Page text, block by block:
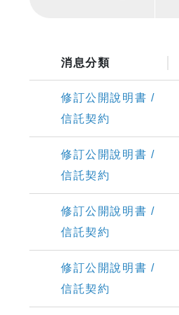
消息分類
修訂公開說明書 /
信託契約
修訂公開說明書 /
信託契約
修訂公開說明書 /
信託契約
修訂公開說明書 /
信託契約